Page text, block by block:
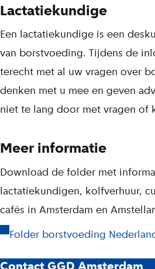
Lactatiekundige
Een lactatiekundige is een
van borstvoeding. Tijdens de
terecht met al uw vragen over
denken met u mee en geven
niet te lang door met vragen of
Meer informatie
Download de folder met
lactatiekundigen, kolfverhuur,
cafés in Amsterdam en
Folder borstvoeding